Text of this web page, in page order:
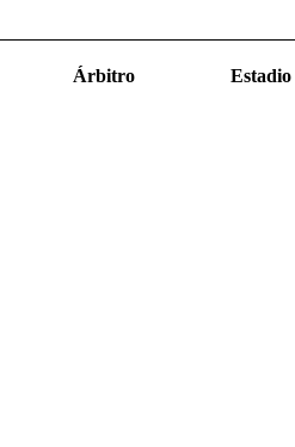
Árbitro Estadio